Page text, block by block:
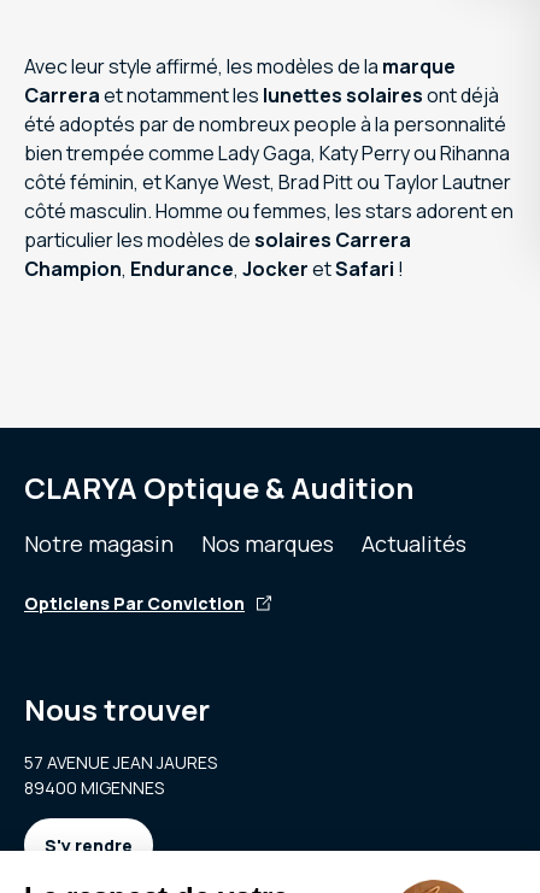
Avec leur style affirmé, les modèles de la marque
Carreraet notamment les lunettes solairesont déjà
été adoptés par de nombreux people à la personnalité
bien trempée comme Lady Gaga, Katy Perry ou Rihanna
côté féminin, et Kanye West, Brad Pitt ou Taylor Lautner
côté masculin. Homme ou femmes, les stars adorent en
particulier les modèles desolaires Carrera
Champion, Endurance, JockeretSafari !
CLARYA Optique & Audition
Notre magasin Nos marques Actualités
Opticiens Par Conviction
Nous trouver
57 AVENUE JEAN JAURES
89400 MIGENNES
S'y rendre